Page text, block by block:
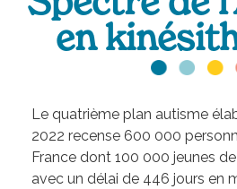
en
Le quatrième plan autisme
2022 recense 600 000
France dont 100 000 jeunes
avec un délai de 446 jours en